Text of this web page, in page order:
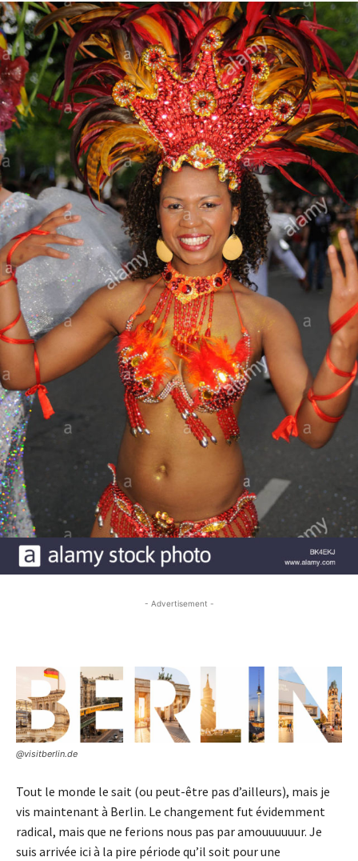
- Advertisement -
@visitberlin.de
Tout le monde le sait (ou peut-être pas d’ailleurs), mais je
vis maintenant à Berlin. Le changement fut évidemment
radical, mais que ne ferions nous pas paramouuuuuur. Je
suis arrivée ici à la pire période qu’il soit pour une